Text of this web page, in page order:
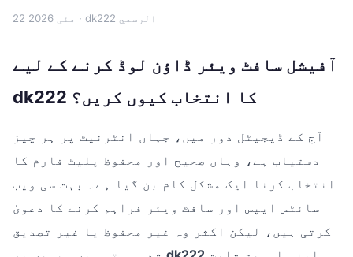
22 مئی 2026 · dk222 الرسمي
آفیشل سافٹ ویئر ڈاؤن لوڈ کرنے کے لیے
dk222 کا انتخاب کیوں کریں؟
آج کے ڈیجیٹل دور میں، جہاں انٹرنیٹ پر ہر چیز
دستیاب ہے، وہاں صحیح اور محفوظ پلیٹ فارم کا
انتخاب کرنا ایک مشکل کام بن گیا ہے۔ بہت سی ویب
سائٹس ایپس اور سافٹ ویئر فراہم کرنے کا دعویٰ
کرتی ہیں، لیکن اکثر وہ غیر محفوظ یا غیر تصدیق